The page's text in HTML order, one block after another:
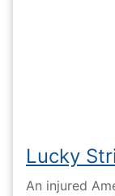
Lucky
An injured